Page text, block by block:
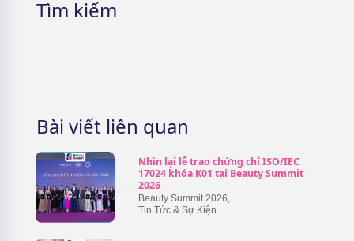
Tìm kiếm
Bài viết liên quan
Nhìn lại lễ trao chứng chỉ ISO/IEC
17024 khóa K01 tại Beauty Summit
2026
Beauty Summit 2026,
Tin Tức & Sự Kiện